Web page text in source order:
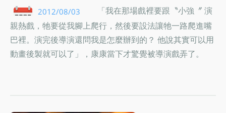
2012/08/03
「我在那場戲裡要跟〝小強〞 演
親熱戲，牠要從我腳上爬行，然後要設法讓牠一路爬進嘴
巴裡。演完後導演還問我是怎麼辦到的？ 他說其實可以用
動畫後製就可以了」，康康當下才驚覺被導演戲弄了。